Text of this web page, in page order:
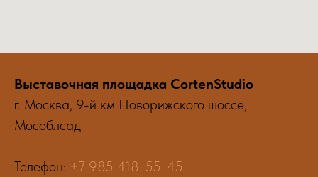
Выставочная площадка CortenStudio
г. Москва, 9-й км Новорижского шоссе,
Мособлсад
Телефон: +7 985 418-55-45